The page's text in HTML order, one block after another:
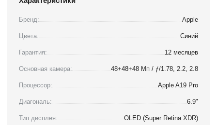
Бренд: Apple
Цвета: Синий
Гарантия: 12 месяцев
Основная камера: 48+48+48 Мп / ƒ/1.78, 2.2, 2.8
Процессор: Apple A19 Pro
Диагональ: 6.9"
Тип дисплея: OLED (Super Retina XDR)